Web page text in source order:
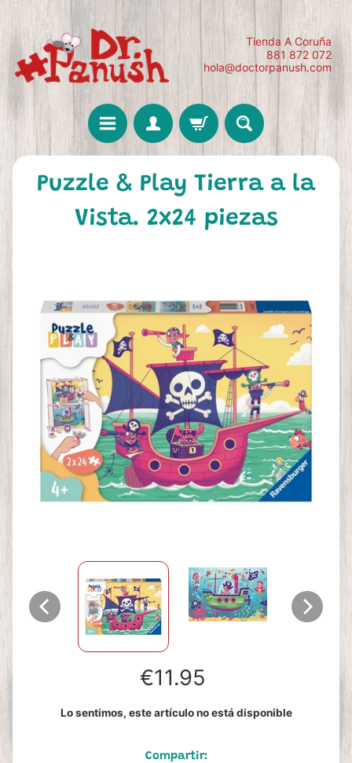
Tienda A Coruña
881 872 072
hola@doctorpanush.com
Puzzle & Play Tierra a la
Vista. 2x24 piezas
€11.95
Lo sentimos, este artículo no está disponible
Compartir: